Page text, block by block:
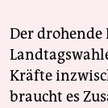
Der drohende
Kräfte
braucht es